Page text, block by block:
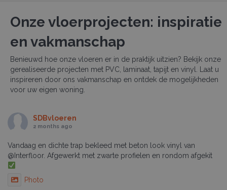
Onze vloerprojecten: inspiratie
en vakmanschap
Benieuwd hoe onze vloeren er in de praktijk uitzien? Bekijk onze
gerealiseerde projecten met PVC, laminaat, tapijt en vinyl. Laat u
inspireren door ons vakmanschap en ontdek de mogelijkheden
voor uw eigen woning.
SDBvloeren
2 months ago
Vandaag en dichte trap bekleed met beton look vinyl van
@Interfloor. Afgewerkt met zwarte profielen en rondom afgekit
Photo